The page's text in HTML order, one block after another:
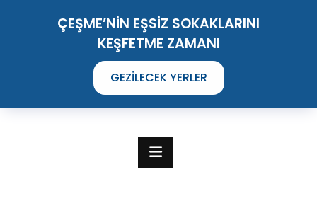
ÇEŞME’NİN EŞSİZ SOKAKLARINI
KEŞFETME ZAMANI
GEZILECEK YERLER